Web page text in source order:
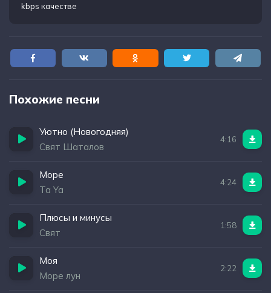
kbps качестве
Похожие песни
Уютно (Новогодняя)
Свят Шаталов
4:16
Море
Ta Ya
4:24
Плюсы и минусы
Свят
1:58
Моя
Море лун
2:22